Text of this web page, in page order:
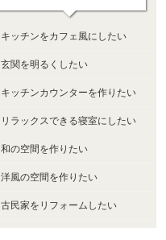
キッチンをカフェ風にしたい
玄関を明るくしたい
キッチンカウンターを作りたい
リラックスできる寝室にしたい
和の空間を作りたい
洋風の空間を作りたい
古民家をリフォームしたい